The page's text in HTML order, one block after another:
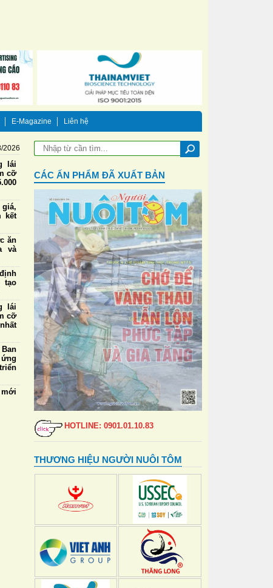
E-Magazine Liên hệ
2026
lái
cỡ
kết
ăn
và
tạo
lái
cỡ
CÁC ẤN PHẨM ĐÃ XUẤT BẢN
HOTLINE: 0901.01.10.83
THƯƠNG HIỆU NGƯỜI NUÔI TÔM